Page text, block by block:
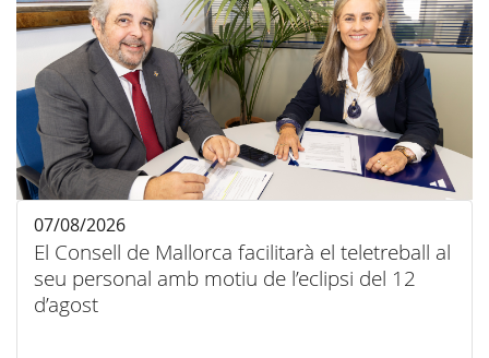
El Consell de Mallorca facilitarà el teletreball al
seu personal amb motiu de l’eclipsi del 12
d’agost
07/08/2026